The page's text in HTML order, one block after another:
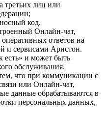
третьих лиц или
код.
Онлайн-чат,
ответов на
и сервисами Аристон.
есть» и может быть
обслуживания.
что при коммуникации с
или Онлайн-чат,
данные обрабатываются в
персональных данных,